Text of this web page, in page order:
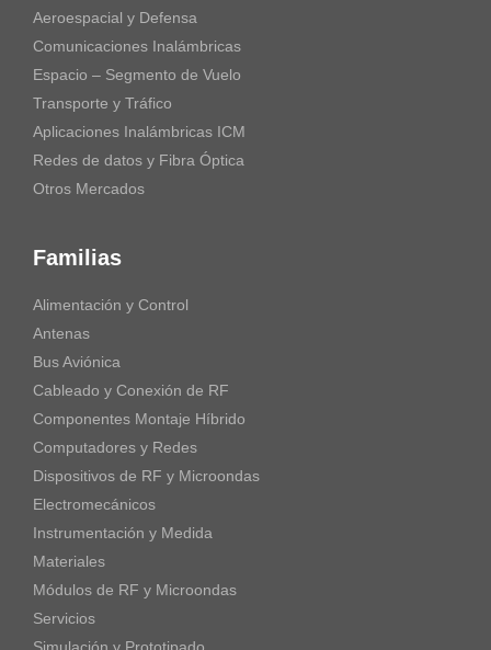
Aeroespacial y Defensa
Comunicaciones Inalámbricas
Espacio – Segmento de Vuelo
Transporte y Tráfico
Aplicaciones Inalámbricas ICM
Redes de datos y Fibra Óptica
Otros Mercados
Familias
Alimentación y Control
Antenas
Bus Aviónica
Cableado y Conexión de RF
Componentes Montaje Híbrido
Computadores y Redes
Dispositivos de RF y Microondas
Electromecánicos
Instrumentación y Medida
Materiales
Módulos de RF y Microondas
Servicios